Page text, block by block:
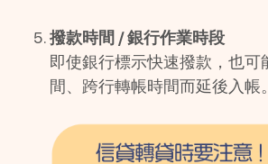
撥款時間 / 銀行作業時段
即使銀行標示快速撥款，也可
間、跨行轉帳時間而延後入帳。